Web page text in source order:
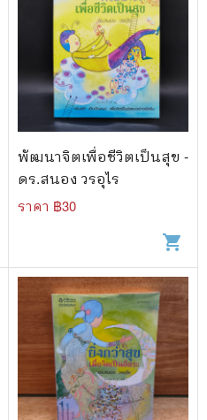
พัฒนาจิตเพื่อชีวิตเป็นสุข -
ดร.สนอง วรอุไร
ราคา ฿30
shopping_cart